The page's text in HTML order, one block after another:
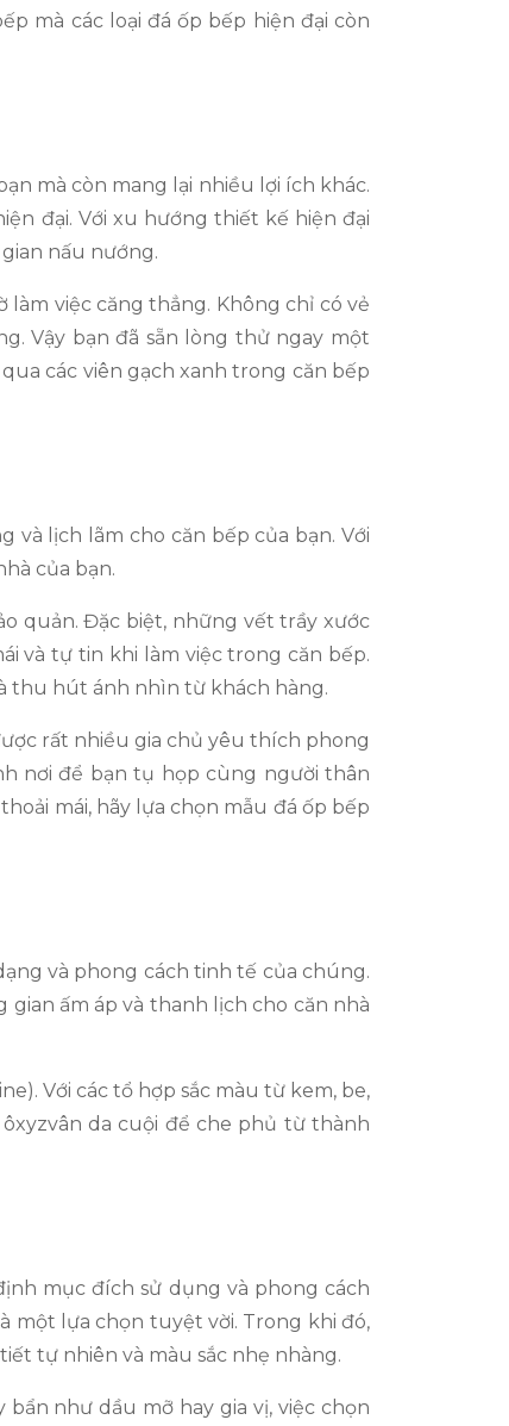
mà các loại đá ốp bếp hiện đại còn
mà còn mang lại nhiều lợi ích khác.
đại. Với xu hướng thiết kế hiện đại
nấu nướng.
việc căng thẳng. Không chỉ có vẻ
Vậy bạn đã sẵn lòng thử ngay một
các viên gạch xanh trong căn bếp
và lịch lãm cho căn bếp của bạn. Với
của bạn.
quản. Đặc biệt, những vết trầy xước
và tự tin khi làm việc trong căn bếp.
thu hút ánh nhìn từ khách hàng.
rất nhiều gia chủ yêu thích phong
nơi để bạn tụ họp cùng người thân
mái, hãy lựa chọn mẫu đá ốp bếp
và phong cách tinh tế của chúng.
ấm áp và thanh lịch cho căn nhà
Với các tổ hợp sắc màu từ kem, be,
da cuội để che phủ từ thành
mục đích sử dụng và phong cách
một lựa chọn tuyệt vời. Trong khi đó,
tự nhiên và màu sắc nhẹ nhàng.
như dầu mỡ hay gia vị, việc chọn